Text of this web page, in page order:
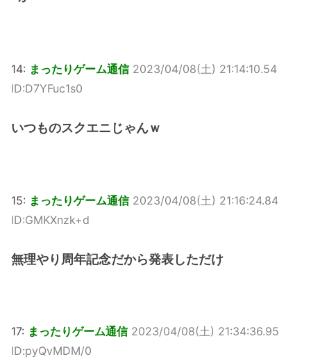
14: まったりゲーム通信 2023/04/08(土) 21:14:10.54
ID:D7YFuc1s0
いつものスクエニじゃんｗ
15: まったりゲーム通信 2023/04/08(土) 21:16:24.84
ID:GMKXnzk+d
無理やり周年記念だから発表しただけ
17: まったりゲーム通信 2023/04/08(土) 21:34:36.95
ID:pyQvMDM/0